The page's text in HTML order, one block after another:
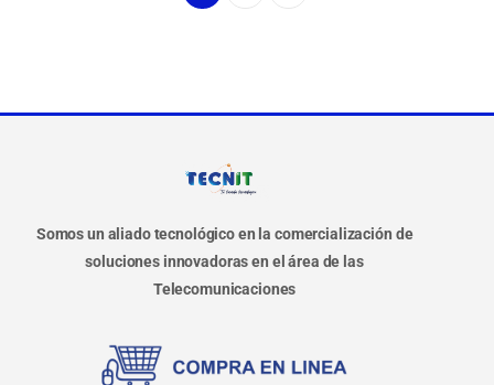
Somos un aliado tecnológico en la comercialización de
soluciones innovadoras en el área de las
Telecomunicaciones